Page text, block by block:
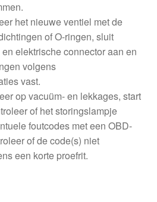
het nieuwe ventiel met de
of O-ringen, sluit
elektrische connector aan en
volgens
vast.
op vacuüm- en lekkages, start
of het storingslampje
foutcodes met een OBD-
of de code(s) niet
een korte proefrit.